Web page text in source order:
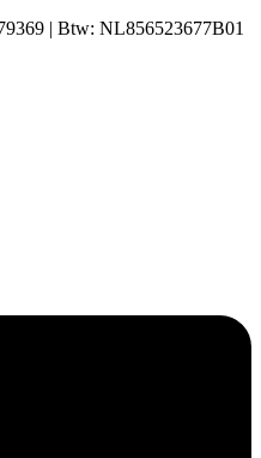
| Btw: NL856523677B01